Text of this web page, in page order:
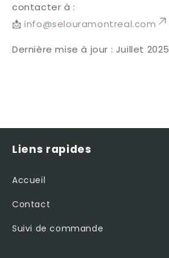
contacter à :
📩info@selouramontreal.com
Dernière mise à jour : Juillet 2025
Liens rapides
Accueil
Contact
Suivi de commande